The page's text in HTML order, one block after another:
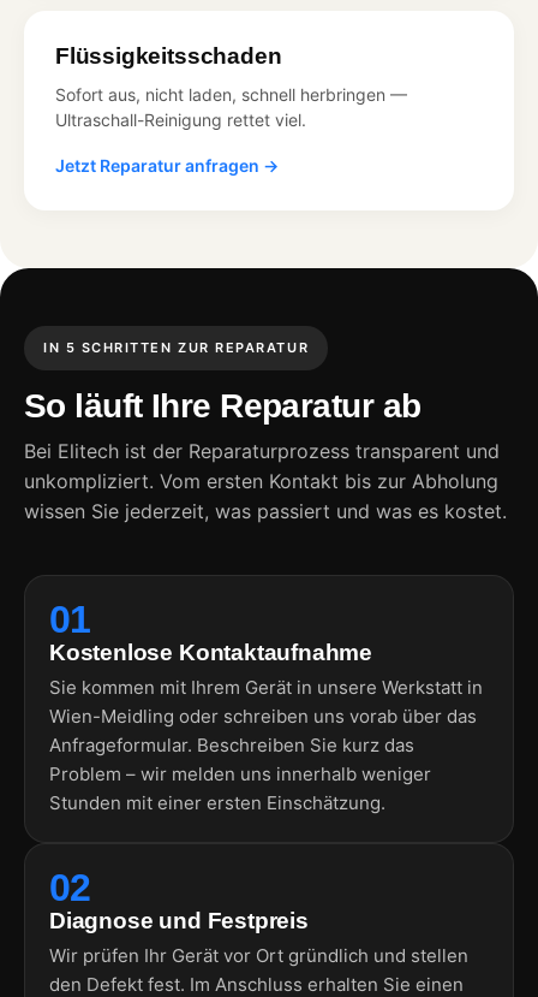
Flüssigkeitsschaden
Sofort aus, nicht laden, schnell herbringen —
Ultraschall-Reinigung rettet viel.
Jetzt Reparatur anfragen →
IN 5 SCHRITTEN ZUR REPARATUR
So läuft Ihre Reparatur ab
Bei Elitech ist der Reparaturprozess transparent und
unkompliziert. Vom ersten Kontakt bis zur Abholung
wissen Sie jederzeit, was passiert und was es kostet.
01
Kostenlose Kontaktaufnahme
Sie kommen mit Ihrem Gerät in unsere Werkstatt in
Wien-Meidling oder schreiben uns vorab über das
Anfrageformular. Beschreiben Sie kurz das
Problem – wir melden uns innerhalb weniger
Stunden mit einer ersten Einschätzung.
02
Diagnose und Festpreis
Wir prüfen Ihr Gerät vor Ort gründlich und stellen
den Defekt fest. Im Anschluss erhalten Sie einen